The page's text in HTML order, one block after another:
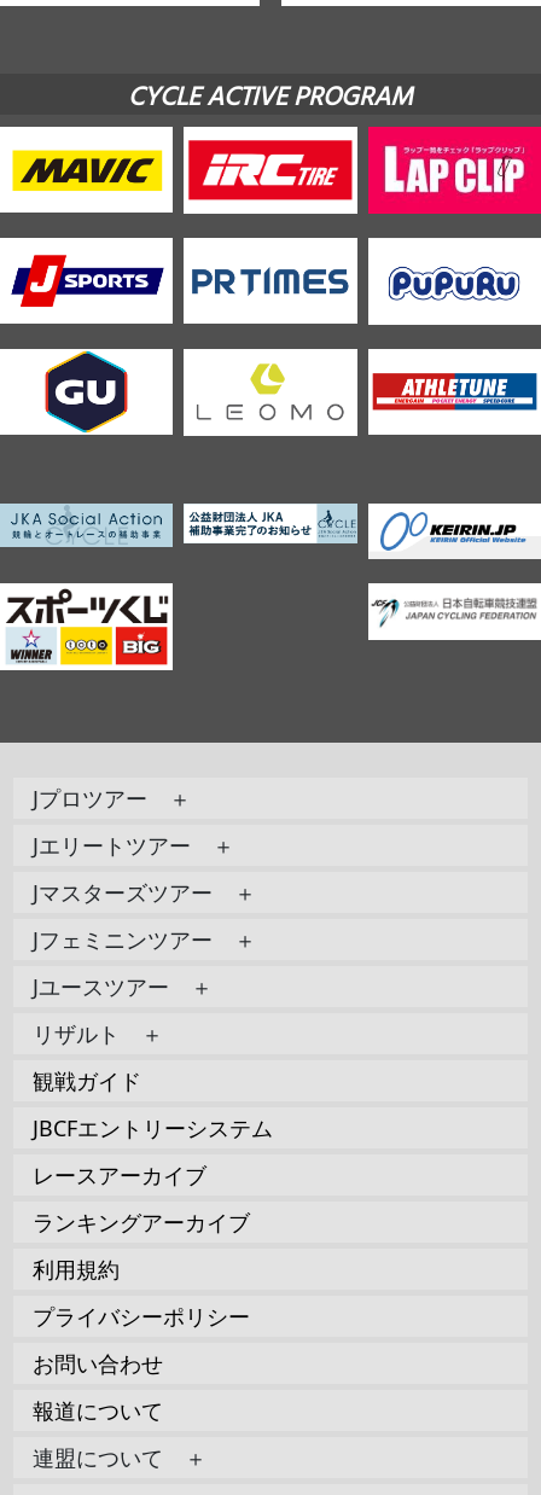
CYCLE ACTIVE PROGRAM
Jプロツアー ＋
Jエリートツアー ＋
Jマスターズツアー ＋
Jフェミニンツアー ＋
Jユースツアー ＋
リザルト ＋
観戦ガイド
JBCFエントリーシステム
レースアーカイブ
ランキングアーカイブ
利用規約
プライバシーポリシー
お問い合わせ
報道について
連盟について ＋